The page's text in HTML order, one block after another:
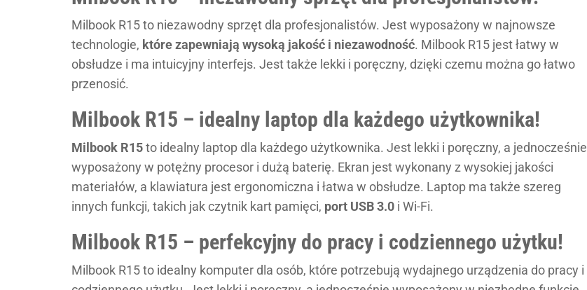
Milbook R15 to niezawodny sprzęt dla profesjonalistów. Jest wyposażony w najnowsze
technologie, które zapewniają wysoką jakość i niezawodność. Milbook R15 jest łatwy w
obsłudze i ma intuicyjny interfejs. Jest także lekki i poręczny, dzięki czemu można go łatwo
przenosić.
Milbook R15 – idealny laptop dla każdego użytkownika!
Milbook R15to idealny laptop dla każdego użytkownika. Jest lekki i poręczny, a jednocześnie
wyposażony w potężny procesor i dużą baterię. Ekran jest wykonany z wysokiej jakości
materiałów, a klawiatura jest ergonomiczna i łatwa w obsłudze. Laptop ma także szereg
innych funkcji, takich jak czytnik kart pamięci, port USB 3.0 i Wi-Fi.
Milbook R15 – perfekcyjny do pracy i codziennego użytku!
Milbook R15 to idealny komputer dla osób, które potrzebują wydajnego urządzenia do pracy i